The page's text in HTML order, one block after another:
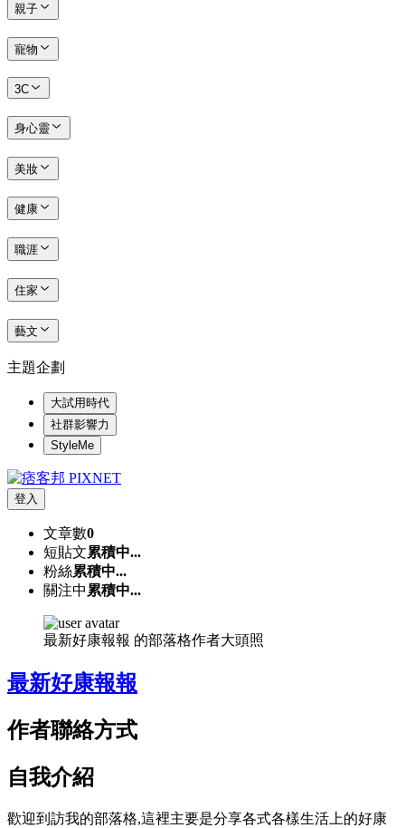
親子
寵物
3C
身心靈
美妝
健康
職涯
住家
藝文
主題企劃
大試用時代
社群影響力
StyleMe
登入
文章數0
短貼文累積中...
粉絲累積中...
關注中 累積中...
最新好康報報 的部落格作者大頭照
最新好康報報
作者聯絡方式
自我介紹
歡迎到訪我的部落格,這裡主要是分享各式各樣生活上的好康